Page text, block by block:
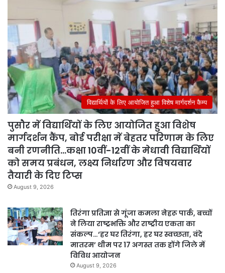
विद्यार्थियों के लिए आयोजित हुआ विशेष मार्गदर्शन कैम्प
पुसौर में विद्यार्थियों के लिए आयोजित हुआ विशेष
मार्गदर्शन कैंप, बोर्ड परीक्षा में बेहतर परिणाम के लिए
बनी रणनीति…कक्षा 10वीं-12वीं के मेधावी विद्यार्थियों
को समय प्रबंधन, लक्ष्य निर्धारण और विषयवार
तैयारी के दिए टिप्स
August 9, 2026
तिरंगा प्रतिज्ञा से गूंजा कमला नेहरू पार्क, बच्चों
ने लिया राष्ट्रभक्ति और राष्ट्रीय एकता का
संकल्प…‘हर घर तिरंगा, हर घर स्वच्छता, वंदे
मातरम’ थीम पर 17 अगस्त तक होंगे जिले में
विविध आयोजन
August 9, 2026